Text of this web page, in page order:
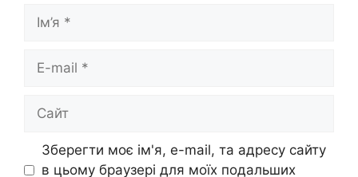
mail
Зберегти моє ім'я, e-mail, та адресу сайту
в цьому браузері для моїх подальших